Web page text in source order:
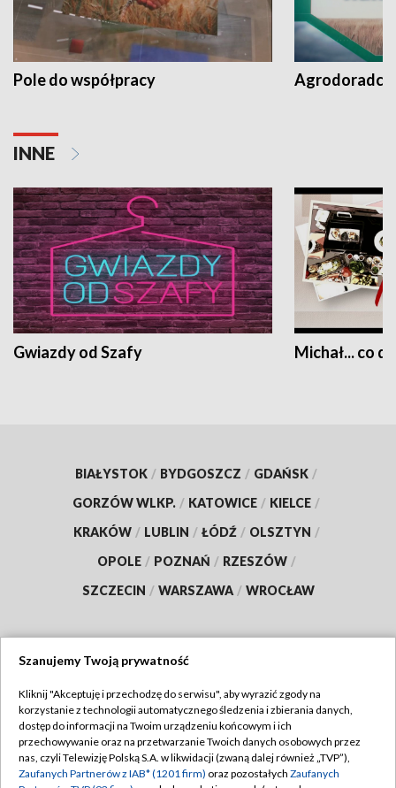
Pole do współpracy Agrodoradcy
INNE
Gwiazdy od Szafy Michał... co
BIAŁYSTOK / BYDGOSZCZ / GDAŃSK /
GORZÓW WLKP. / KATOWICE / KIELCE /
KRAKÓW / LUBLIN / ŁÓDŹ / OLSZTYN /
OPOLE / POZNAŃ / RZESZÓW /
SZCZECIN / WARSZAWA / WROCŁAW
TVP
Abonament TVP
Emisja w TVP
Regulamin TVP
Polityka prywatności
Szanujemy Twoją prywatność
Kliknij "Akceptuję i przechodzę do serwisu", aby wyrazić zgody na
korzystanie z technologii automatycznego śledzenia i zbierania danych,
dostęp do informacji na Twoim urządzeniu końcowym i ich
przechowywanie oraz na przetwarzanie Twoich danych osobowych przez
nas, czyli Telewizję Polską S.A. w likwidacji (zwaną dalej również „TVP”),
Zaufanych Partnerów z IAB* (1201 firm) oraz pozostałych Zaufanych